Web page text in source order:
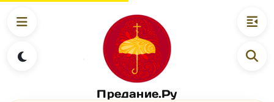
Предание.Ру